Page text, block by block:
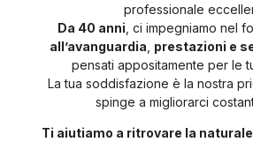
professionale
Da 40 anni , ci impegniamo nel
all’avanguardia prestazioni e
pensati appositamente per le
La tua soddisfazione è la nostra
spinge a migliorarci
Ti aiutiamo a ritrovare la